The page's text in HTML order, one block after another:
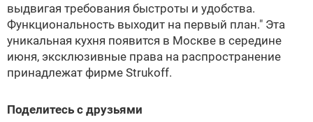
выдвигая требования быстроты и удобства.
Функциональность выходит на первый план." Эта
уникальная кухня появится в Москве в середине
июня, эксклюзивные права на распространение
принадлежат фирме Strukoff.
Поделитесь с друзьями